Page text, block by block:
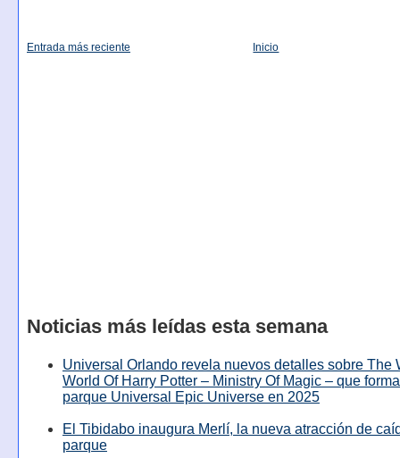
Entrada más reciente Inicio
Noticias más leídas esta semana
Universal Orlando revela nuevos detalles sobre The
World Of Harry Potter – Ministry Of Magic – que
parque Universal Epic Universe en 2025
El Tibidabo inaugura Merlí, la nueva atracción de
parque